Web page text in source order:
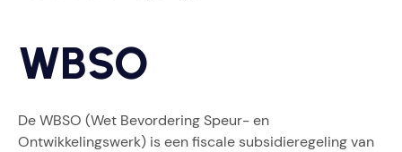
WBSO
De WBSO (Wet Bevordering Speur- en
Ontwikkelingswerk) is een fiscale subsidieregeling van